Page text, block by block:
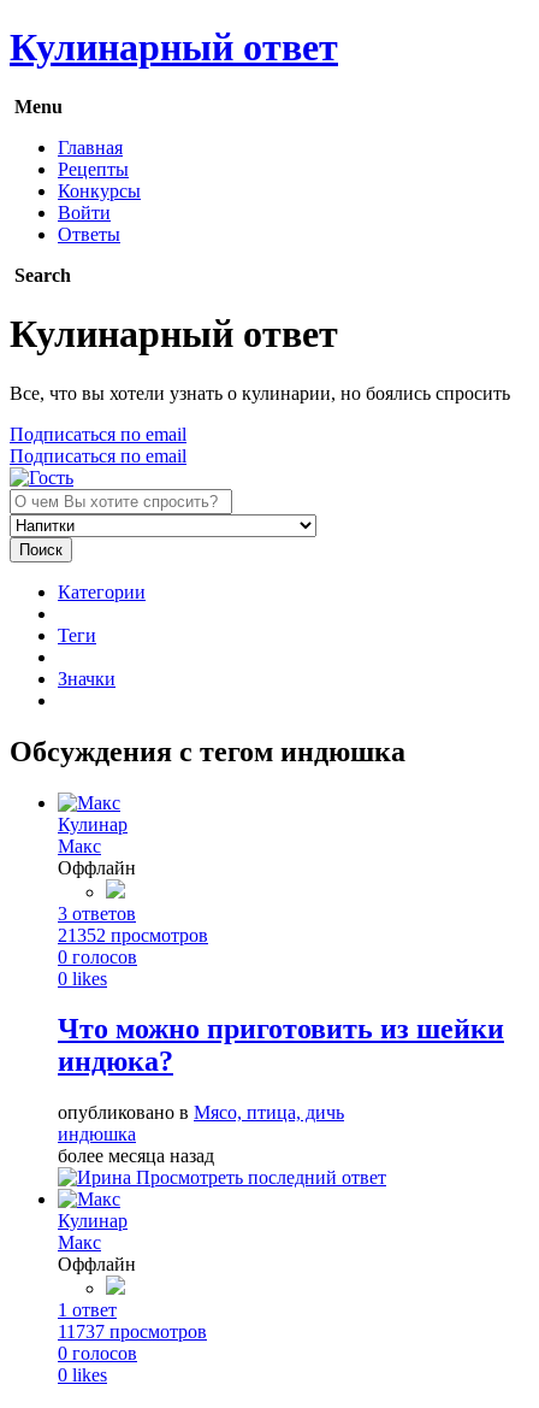
Кулинарный ответ
Menu
Главная
Рецепты
Конкурсы
Войти
Ответы
Search
Кулинарный ответ
Все, что вы хотели узнать о кулинарии, но боялись спросить
Подписаться по email
Подписаться по email
Поиск
Категории
Теги
Значки
Обсуждения с тегом индюшка
Кулинар
Макс
Оффлайн
3 ответов
21352 просмотров
0 голосов
0 likes
Что можно приготовить из шейки
индюка?
опубликовано в Мясо, птица, дичь
индюшка
более месяца назад
Просмотреть последний ответ
Кулинар
Макс
Оффлайн
1 ответ
11737 просмотров
0 голосов
0 likes